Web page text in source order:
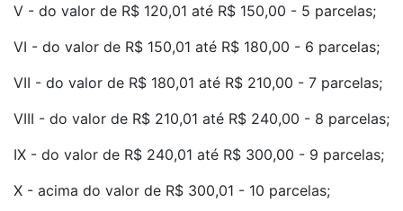
V - do valor de R$ 120,01 até R$ 150,00 - 5 parcelas;
VI - do valor de R$ 150,01 até R$ 180,00 - 6 parcelas;
VII - do valor de R$ 180,01 até R$ 210,00 - 7 parcelas;
VIII - do valor de R$ 210,01 até R$ 240,00 - 8 parcelas;
IX - do valor de R$ 240,01 até R$ 300,00 - 9 parcelas;
X - acima do valor de R$ 300,01 - 10 parcelas;